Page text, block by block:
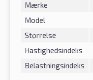
Mærke
Model
Størrelse
Hastighedsindeks
Belastningsindeks